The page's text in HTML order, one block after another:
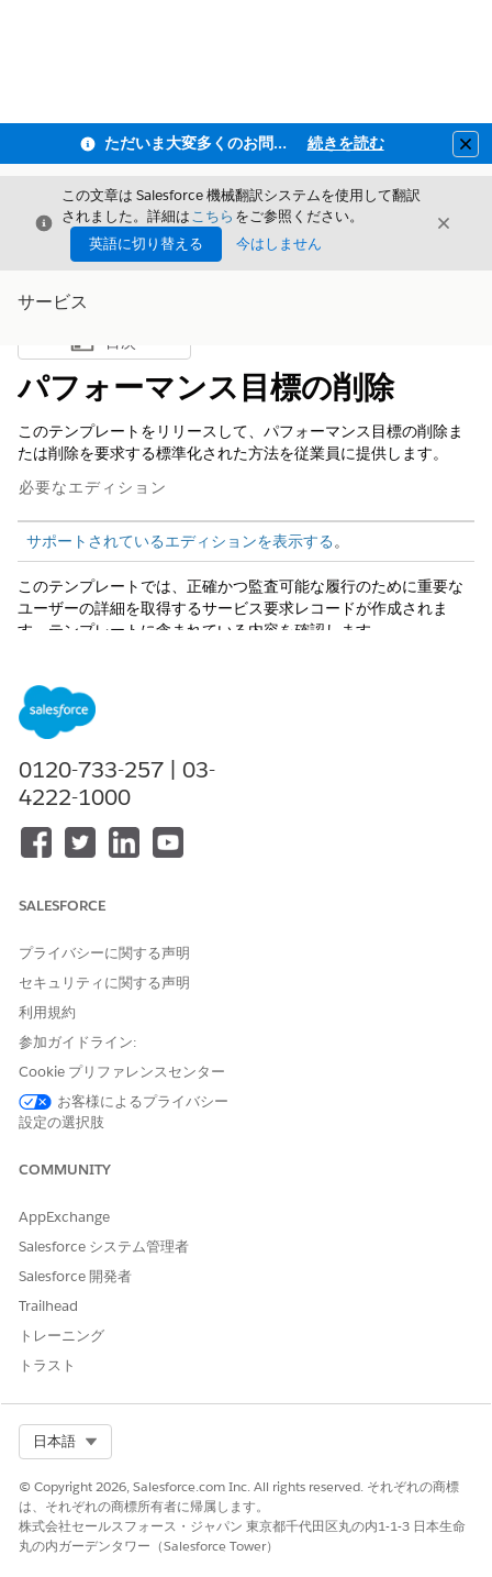
ただいま大変多くのお問い合わせをいただいており、ご連絡までにお時間を頂戴しております 続きを読む
閉じる
この文章は Salesforce 機械翻訳システムを使用して翻訳
されました。詳細はこちら をご参照ください。
英語に切り替える
今はしません
閉じる
サービス
目次を表示
目次
パフォーマンス目標の削除
このテンプレートをリリースして、パフォーマンス目標の削除ま
たは削除を要求する標準化された方法を従業員に提供します。
必要なエディション
サポートされているエディションを表示する。
このテンプレートでは、正確かつ監査可能な履行のために重要な
ユーザーの詳細を取得するサービス要求レコードが作成されま
す。テンプレートに含まれている内容を確認します。
このテンプレートの受入フォームでは、従業員から目標 ID、ケー
ス発生源、件名の詳細を取得します。
履行と統合
コネクタを介して事前設定されたインテグレーションが含まれま
す。カスタムロジック、ルーティング、または承認は、Flow
この記事で問題は解決されましたか?
0120-733-257 | 03-
4222-1000
SALESFORCE
プライバシーに関する声明
セキュリティに関する声明
利用規約
参加ガイドライン:
Cookie プリファレンスセンター
お客様によるプライバシー
設定の選択肢
COMMUNITY
AppExchange
Salesforce システム管理者
Salesforce 開発者
Trailhead
トレーニング
トラスト
日本語
© Copyright 2026, Salesforce.com Inc. All rights reserved. それぞれの商標
は、それぞれの商標所有者に帰属します。
株式会社セールスフォース・ジャパン 東京都千代田区丸の内1-1-3 日本生命
丸の内ガーデンタワー（Salesforce Tower）